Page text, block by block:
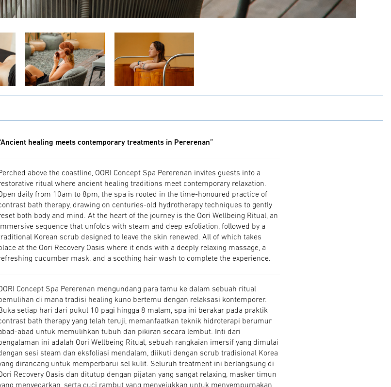
healing meets contemporary treatments in Pererenan”
above the coastline, OORI Concept Spa Pererenan invites guests into a
ritual where ancient healing traditions meet contemporary relaxation.
daily from 10am to 8pm, the spa is rooted in the time-honoured practice of
bath therapy, drawing on centuries-old hydrotherapy techniques to gently
both body and mind. At the heart of the journey is the Oori Wellbeing Ritual, an
sequence that unfolds with steam and deep exfoliation, followed by a
Korean scrub designed to leave the skin renewed. All of which takes
at the Oori Recovery Oasis where it ends with a deeply relaxing massage, a
cucumber mask, and a soothing hair wash to complete the experience.
Concept Spa Pererenan mengundang para tamu ke dalam sebuah ritual
di mana tradisi healing kuno bertemu dengan relaksasi kontemporer.
setiap hari dari pukul 10 pagi hingga 8 malam, spa ini berakar pada praktik
bath therapy yang telah teruji, memanfaatkan teknik hidroterapi berumur
abad untuk memulihkan tubuh dan pikiran secara lembut. Inti dari
ini adalah Oori Wellbeing Ritual, sebuah rangkaian imersif yang dimulai
sesi steam dan eksfoliasi mendalam, diikuti dengan scrub tradisional Korea
dirancang untuk memperbarui sel kulit. Seluruh treatment ini berlangsung di
Recovery Oasis dan ditutup dengan pijatan yang sangat relaxing, masker timun
menyegarkan, serta cuci rambut yang menyejukkan untuk menyempurnakan